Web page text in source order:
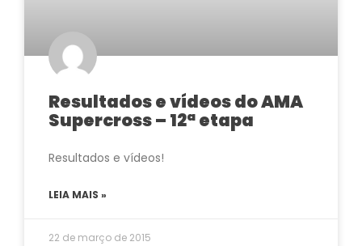
Resultados e vídeos do AMA
Supercross – 12ª etapa
Resultados e vídeos!
LEIA MAIS »
22 de março de 2015